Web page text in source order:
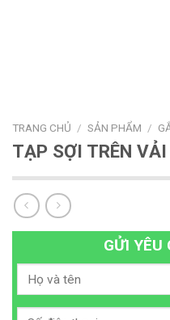
TRANG CHỦ / SẢN PHẨM /
TẠP SỢI TRÊN VẢI
GỬI YÊU